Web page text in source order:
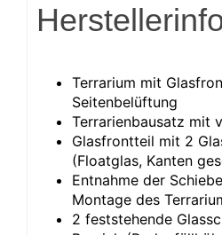
Terrarium mit
Seitenbelüftung
Terrarienbausatz mit
Glasfrontteil mit 2
(Floatglas, Kanten
Entnahme der
Montage des
2 feststehende